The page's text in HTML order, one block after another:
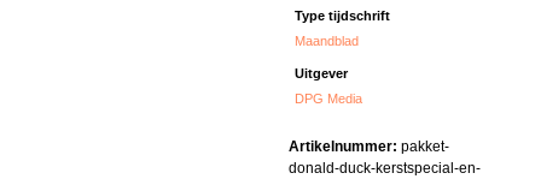
Type tijdschrift
Maandblad
Uitgever
DPG Media
Artikelnummer: pakket-
donald-duck-kerstspecial-en-